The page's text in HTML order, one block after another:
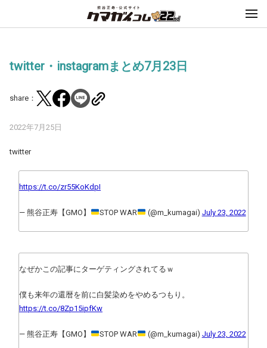
twitter・instagramまとめ7月23日
share：
2022年7月25日
twitter
https://t.co/zr55KoKdpI
— 熊谷正寿【GMO】 STOP WAR (@m_kumagai) July 23, 2022
なぜかこの記事にターゲティングされてるｗ
僕も来年の還暦を前に白髪染めをやめるつもり。
https://t.co/8Zp15ipfKw
— 熊谷正寿【GMO】 STOP WAR (@m_kumagai) July 23, 2022